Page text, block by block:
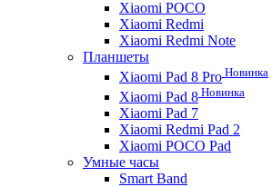
Xiaomi POCO
Xiaomi Redmi
Xiaomi Redmi Note
Планшеты
Xiaomi Pad 8 Pro Новинка
Xiaomi Pad 8 Новинка
Xiaomi Pad 7
Xiaomi Redmi Pad 2
Xiaomi POCO Pad
Умные часы
Smart Band